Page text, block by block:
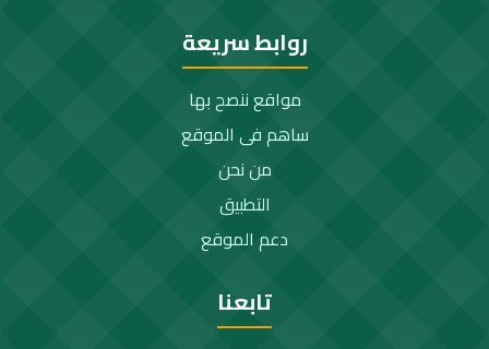
روابط سريعة
مواقع ننصح بها
ساهم فى الموقع
من نحن
التطبيق
دعم الموقع
تابعنا